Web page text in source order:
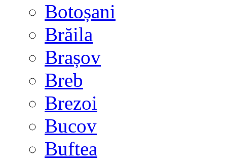
Botoșani
Brăila
Brașov
Breb
Brezoi
Bucov
Buftea